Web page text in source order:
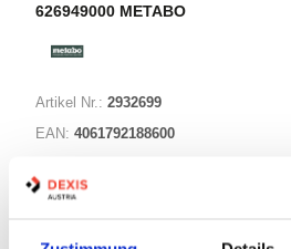
626949000 METABO
Artikel Nr.: 2932699
EAN: 4061792188600
Herst.: 626949000